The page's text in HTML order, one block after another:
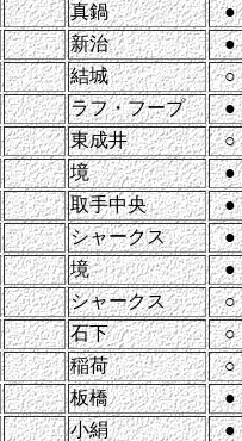
真鍋
●
新治
●
結城
○
ラフ・フープ
●
東成井
○
境
●
取手中央
●
シャークス
●
境
●
シャークス
○
石下
○
稲荷
○
板橋
●
小絹
●